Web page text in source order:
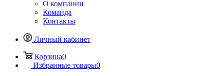
О компании
Команда
Контакты
Личный кабинет
Корзина0
Избранные товары0